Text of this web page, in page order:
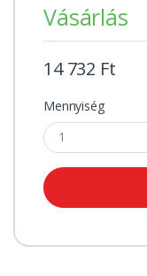
Vásárlás
14 732 Ft
Mennyiség